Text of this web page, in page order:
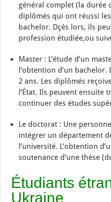
général complet (la durée
diplômés qui ont réussi
bachelor. Dçès lors, ils
profession étudiée,ou
Master : L’étude d’un
l’obtention d’un
2 ans. Les diplômés
l’État. Ils peuvent ensuite
continuer des études
Le doctorat : Une
intégrer un département
l’université. L’obtention
soutenance d’une thèse
Étudiants
Ukraine